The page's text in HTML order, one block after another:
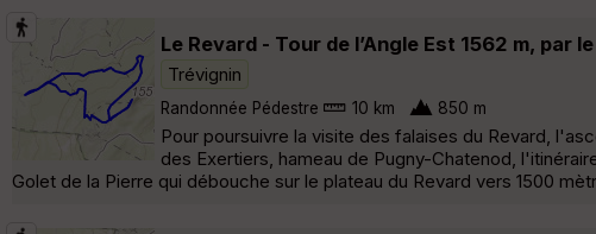
Le Revard - Tour de l’Angle Est 1562 m, par
Trévignin
Randonnée Pédestre 10 km 850 m
Pour poursuivre la visite des falaises du Revard,
des Exertiers, hameau de Pugny-Chatenod,
Golet de la Pierre qui débouche sur le plateau du Revard vers 1500